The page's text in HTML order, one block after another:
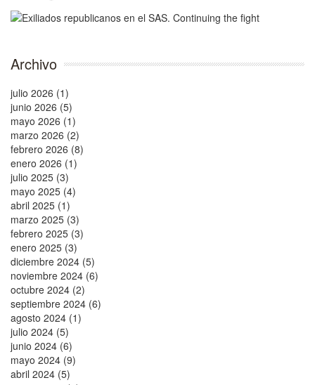
Archivo
julio 2026 (1)
junio 2026 (5)
mayo 2026 (1)
marzo 2026 (2)
febrero 2026 (8)
enero 2026 (1)
julio 2025 (3)
mayo 2025 (4)
abril 2025 (1)
marzo 2025 (3)
febrero 2025 (3)
enero 2025 (3)
diciembre 2024 (5)
noviembre 2024 (6)
octubre 2024 (2)
septiembre 2024 (6)
agosto 2024 (1)
julio 2024 (5)
junio 2024 (6)
mayo 2024 (9)
abril 2024 (5)